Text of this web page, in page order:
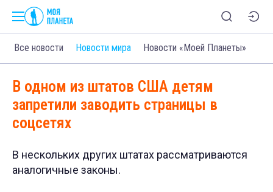
Все новости Новости мира Новости «Моей Планеты»
В одном из штатов США детям
запретили заводить страницы в
соцсетях
В нескольких других штатах рассматриваются
аналогичные законы.